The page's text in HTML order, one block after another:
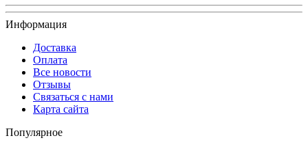
Информация
Доставка
Оплата
Все новости
Отзывы
Связаться с нами
Карта сайта
Популярное